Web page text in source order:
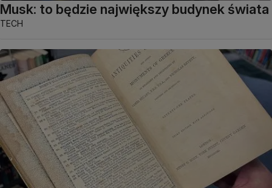
Musk: to będzie największy budynek świata
TECH